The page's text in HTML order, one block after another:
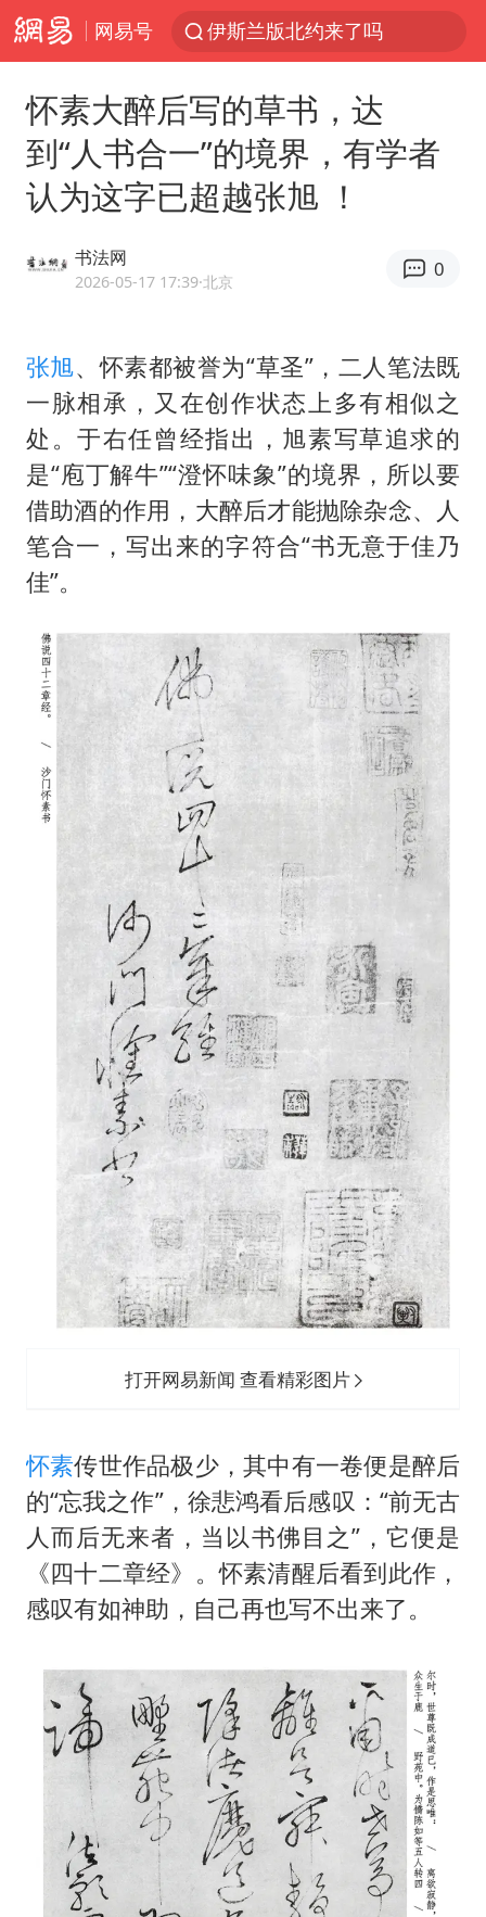
网易号
伊斯兰版北约来了吗
周末打虎 宋致远被查
上半年国内居民出游人次34.63亿
陕西柞水泥石流已致2死 仍有1人失联
店主称换“青海拉面”招牌后生意更好
泰国初中生饮弹自尽前开了26枪
22岁女生独闯南太行失联12天
怀素大醉后写的草书，达
到“人书合一”的境界，有学者
认为这字已超越张旭 ！
书法网
2026-05-17 17:39·北京
0
张旭、怀素都被誉为“草圣”，二人笔法既
一脉相承，又在创作状态上多有相似之
处。于右任曾经指出，旭素写草追求的
是“庖丁解牛”“澄怀味象”的境界，所以要
借助酒的作用，大醉后才能抛除杂念、人
笔合一，写出来的字符合“书无意于佳乃
佳”。
打开网易新闻 查看精彩图片
怀素传世作品极少，其中有一卷便是醉后
的“忘我之作”，徐悲鸿看后感叹：“前无古
人而后无来者，当以书佛目之”，它便是
《四十二章经》。怀素清醒后看到此作，
感叹有如神助，自己再也写不出来了。